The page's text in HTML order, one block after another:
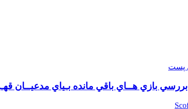
بازي هــاي باقي مانده بـیاي مدعيــان